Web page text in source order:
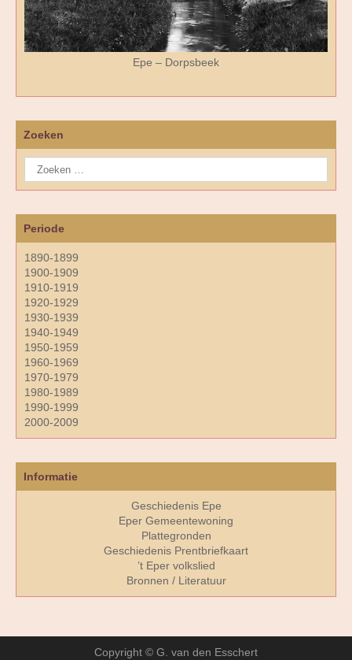
Epe – Dorpsbeek
Zoeken
Periode
1890-1899
1900-1909
1910-1919
1920-1929
1930-1939
1940-1949
1950-1959
1960-1969
1970-1979
1980-1989
1990-1999
2000-2009
Informatie
Geschiedenis Epe
Eper Gemeentewoning
Plattegronden
Geschiedenis Prentbriefkaart
’t Eper volkslied
Bronnen / Literatuur
Copyright © G. van den Esschert